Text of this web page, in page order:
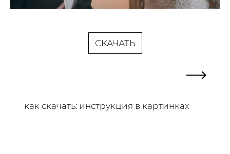
СКАЧАТЬ
как скачать: инструкция в картинках